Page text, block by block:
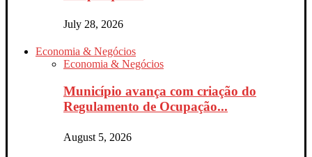
July 28, 2026
Economia & Negócios
Economia & Negócios
Município avança com criação do
Regulamento de Ocupação...
August 5, 2026